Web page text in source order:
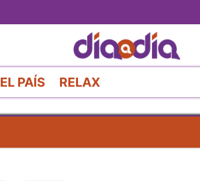
al
contenido
principal
EL PAÍS RELAX